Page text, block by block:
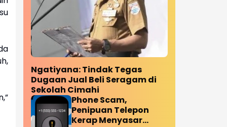
Ngatiyana: Tindak Tegas
Dugaan Jual Beli Seragam di
Sekolah Cimahi
Phone Scam,
Penipuan Telepon
Kerap Menyasar